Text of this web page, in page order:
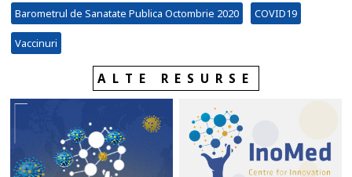
Barometrul de Sanatate Publica Octombrie 2020 COVID19
Vaccinuri
ALTE RESURSE